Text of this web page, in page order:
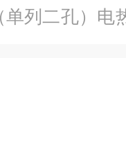
列二孔）电